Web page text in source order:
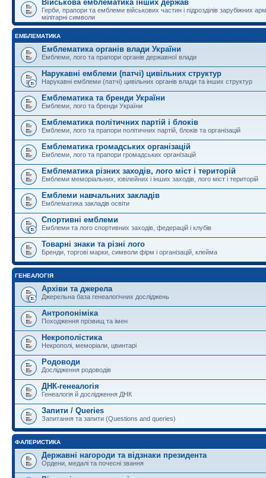
Військова емблематика інших держав
Герби, прапори та емблеми військових частин і підрозділів зарубіжних
мілітарні символи
ЕМБЛЕМАТИКА
Емблематика органів влади України
Емблеми, лого та прапори органів державної влади
Нарукавні емблеми (патчі) цивільних структур
Нарукавні емблеми (патчі) цивільних органів влади та інших структур
Емблематика та бренди України
Емблеми, лого та бренди України
Емблематика політичних партій і блоків
Емблеми, лого та прапори політичних партій, блоків та організацій
Емблематика громадських організацій
Емблеми, лого та прапори громадських організацій
Емблематика різних заходів, лого міст і територій
Емблеми меморіальних, ювілейних і інших заходів, лого міст і територій
Емблеми навчальних закладів
Емблематика закладів освіти
Спортивні емблеми
Емблеми та лого спортивних заходів, федерацій і клубів
Товарні знаки та різні лого
Бренди, торгові марки, символи фірм і організацій, клейма
ГЕНЕАЛОГІЯ
Архіви та джерела
Джерельна база генеалогічних досліджень
Антропоніміка
Походження прізвищ та імен
Некрополістика
Некрополі, меморіали, цвинтарі
Родоводи
Дослідження родоводів
ДНК-генеалогія
Генеалогія й дослідження ДНК
Запити / Queries
Запитання та запити (Questions and queries)
ФАЛЕРИСТИКА
Державні нагороди та відзнаки президента
Ордени, медалі та почесні звання